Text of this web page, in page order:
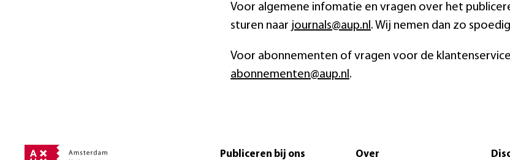
Voor algemene infomatie en vragen over het
sturen naar journals@aup.nl . Wij nemen dan zo
Voor abonnementen of vragen voor de
abonnementen@aup.nl .
Publiceren bij ons Over